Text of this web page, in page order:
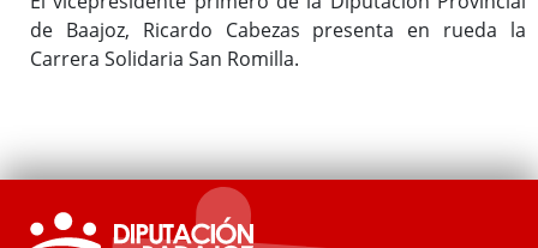
de Baajoz, Ricardo Cabezas presenta en rueda la
Carrera Solidaria San Romilla.